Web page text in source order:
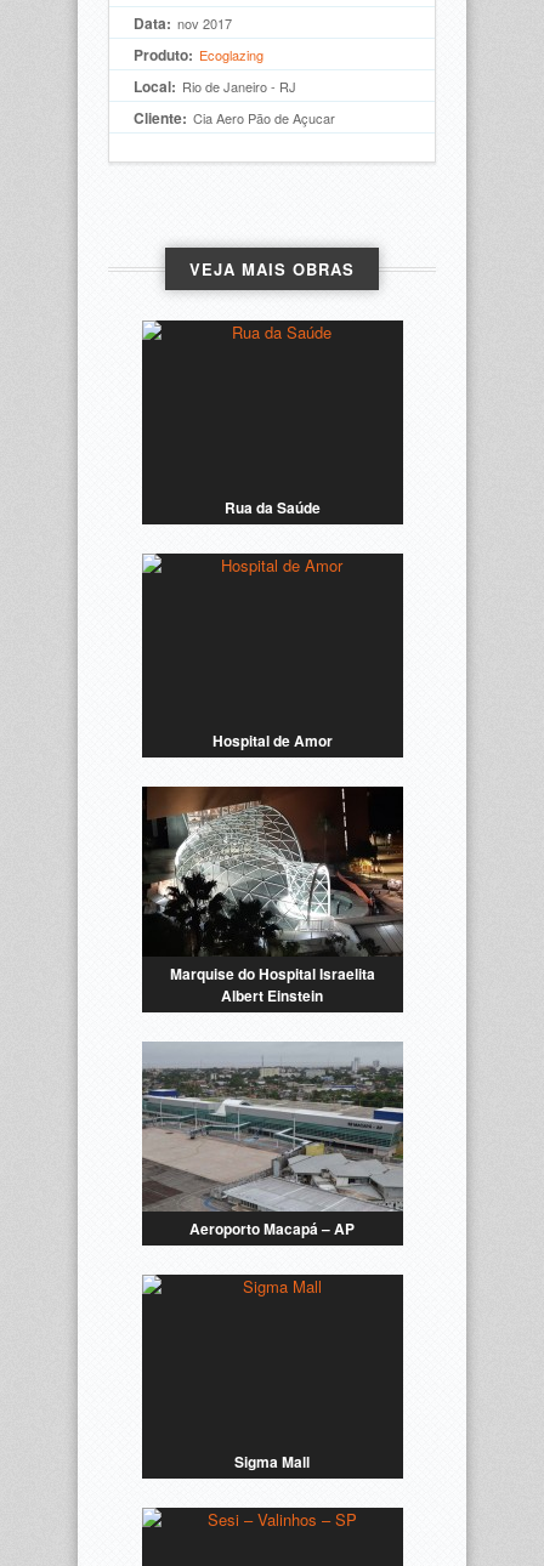
Data: nov 2017
Produto: Ecoglazing
Local: Rio de Janeiro - RJ
Cliente: Cia Aero Pão de Açucar
VEJA MAIS OBRAS
Rua da Saúde
Hospital de Amor
Marquise do Hospital Israelita
Albert Einstein
Aeroporto Macapá – AP
Sigma Mall